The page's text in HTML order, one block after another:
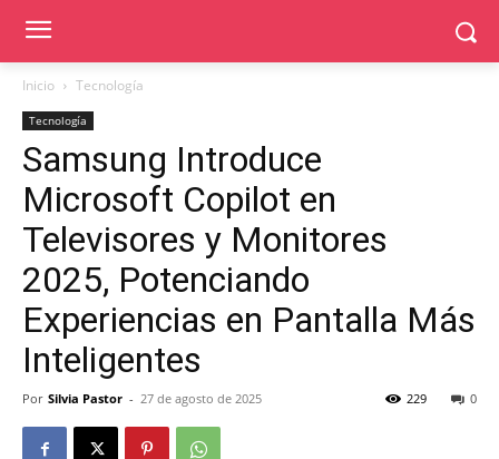
Inicio Tecnología
Tecnología
Samsung Introduce
Microsoft Copilot en
Televisores y Monitores
2025, Potenciando
Experiencias en Pantalla Más
Inteligentes
Por Silvia Pastor - 27 de agosto de 2025 0
229